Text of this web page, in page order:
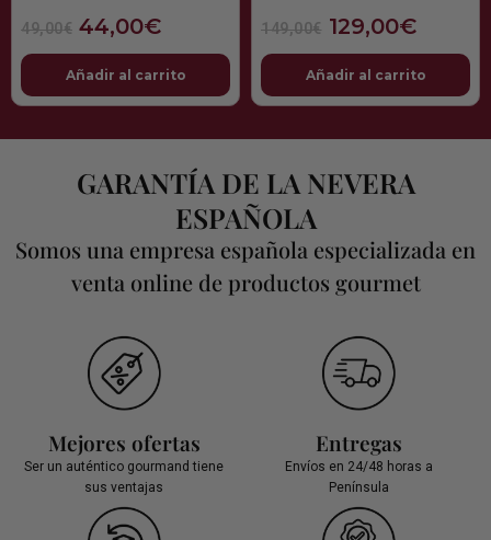
49,00€ 44,00€
Añadir al carrito
149,00€ 129,00€
Añadir al carrito
GARANTÍA DE LA NEVERA
ESPAÑOLA
Somos una empresa española especializada en
venta online de productos gourmet
Mejores ofertas
Ser un auténtico gourmand tiene
sus ventajas
Entregas
Envíos en 24/48 horas a
Península